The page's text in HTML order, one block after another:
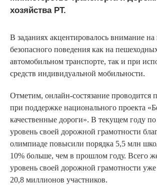
хозяйства РТ.
В заданиях акцентировалось внимание
безопасного поведения как на
автомобильном транспорте, так и при
средств индивидуальной мобильности.
Отметим, онлайн-состязание проводится
при поддержке национального проекта
качественные дороги». В текущем году
уровень своей дорожной грамотности
олимпиаде повысили порядка 5,5 млн
10% больше, чем в прошлом году. Всего
уровень своей дорожной грамотности
20,8 миллионов участников.